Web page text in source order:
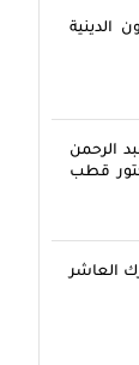
الدينية
الرحمن
قطب
العاشر